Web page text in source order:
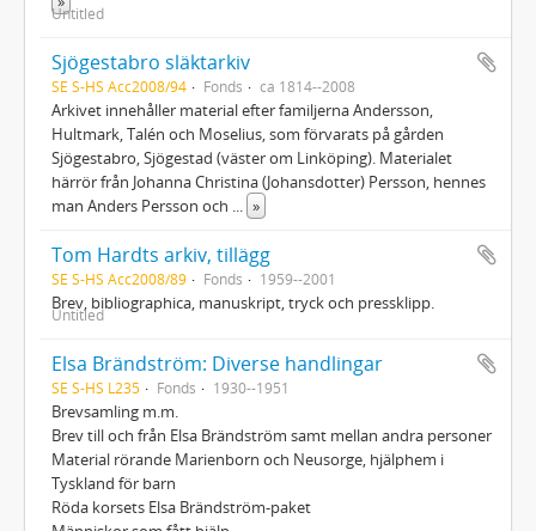
Untitled
Sjögestabro släktarkiv
SE S-HS Acc2008/94 Fonds ca 1814--2008
Arkivet innehåller material efter familjerna Andersson,
Hultmark, Talén och Moselius, som förvarats på gården
Sjögestabro, Sjögestad (väster om Linköping). Materialet
härrör från Johanna Christina (Johansdotter) Persson, hennes
man Anders Persson och
»
Tom Hardts arkiv, tillägg
SE S-HS Acc2008/89 Fonds 1959--2001
Brev, bibliographica, manuskript, tryck och pressklipp.
Untitled
Elsa Brändström: Diverse handlingar
SE S-HS L235 Fonds 1930--1951
Brevsamling m.m.
Brev till och från Elsa Brändström samt mellan andra personer
Material rörande Marienborn och Neusorge, hjälphem i
Tyskland för barn
Röda korsets Elsa Brändström-paket